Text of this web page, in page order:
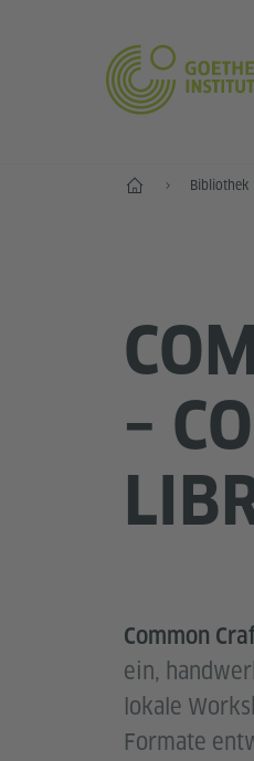
Start Bibliothek
–
Common
ein,
lokale
Formate